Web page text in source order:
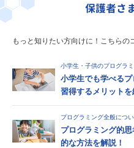
保護者さ
もっと知りたい方向けに！こちらの
小学生・子供のプログラ
小学生でも学べる
習得するメリットを
プログラミング全般につ
プログラミング的
的な方法を解説！